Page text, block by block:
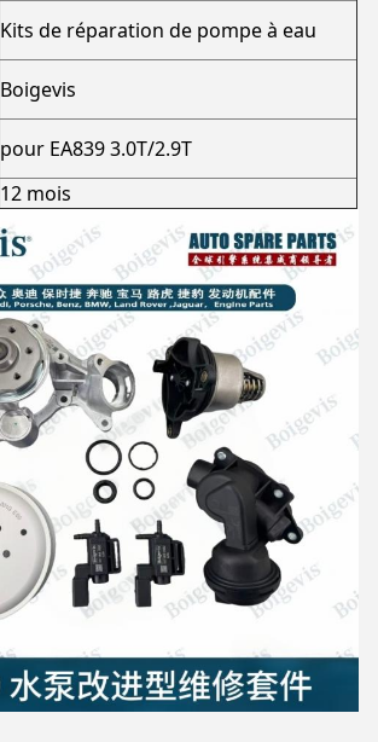
Kits de réparation de pompe à eau
Boigevis
pour EA839 3.0T/2.9T
12 mois